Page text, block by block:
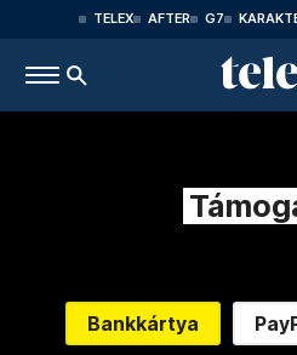
TELEX AFTER G7
Bankkártya